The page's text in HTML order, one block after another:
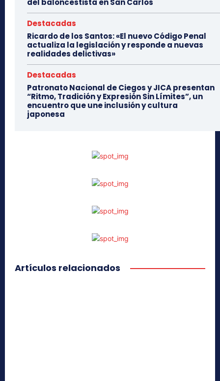
del baloncestista en San Carlos
Destacadas
Ricardo de los Santos: «El nuevo Código Penal
actualiza la legislación y responde a nuevas
realidades delictivas»
Destacadas
Patronato Nacional de Ciegos y JICA presentan
“Ritmo, Tradición y Expresión Sin Límites”, un
encuentro que une inclusión y cultura
japonesa
Artículos relacionados